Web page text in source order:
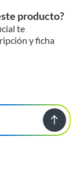
producto?
te
y ficha